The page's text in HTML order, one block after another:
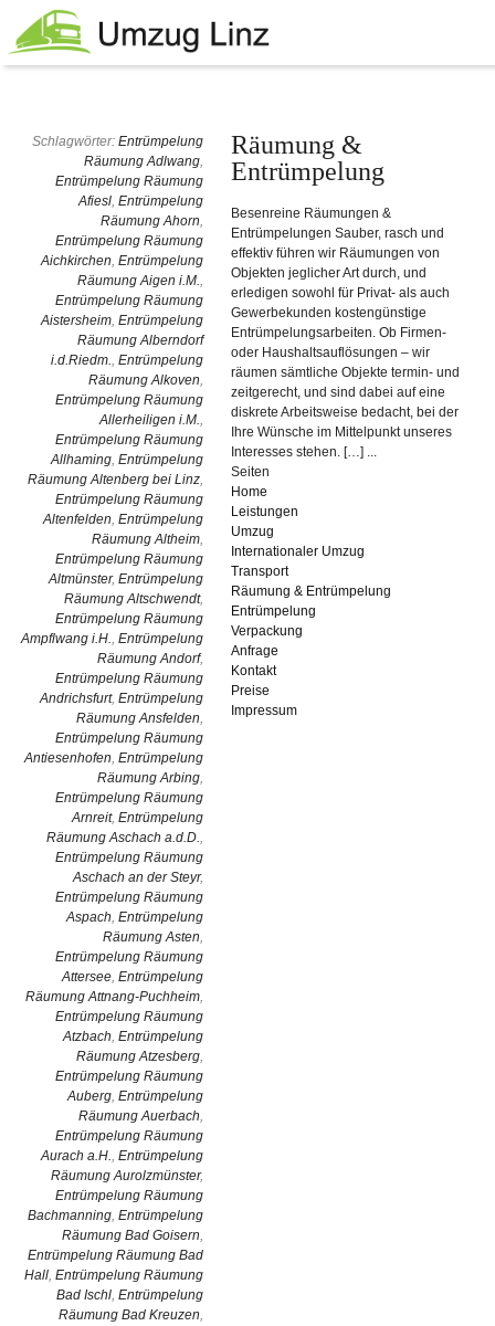
Schlagwörter: Entrümpelung
Räumung Adlwang,
Entrümpelung Räumung
Afiesl, Entrümpelung
Räumung Ahorn,
Entrümpelung Räumung
Aichkirchen, Entrümpelung
Räumung Aigen i.M.,
Entrümpelung Räumung
Aistersheim, Entrümpelung
Räumung Alberndorf
i.d.Riedm., Entrümpelung
Räumung Alkoven,
Entrümpelung Räumung
Allerheiligen i.M.,
Entrümpelung Räumung
Allhaming, Entrümpelung
Räumung Altenberg bei Linz,
Entrümpelung Räumung
Altenfelden, Entrümpelung
Räumung Altheim,
Entrümpelung Räumung
Altmünster, Entrümpelung
Räumung Altschwendt,
Entrümpelung Räumung
Ampflwang i.H., Entrümpelung
Räumung Andorf,
Entrümpelung Räumung
Andrichsfurt, Entrümpelung
Räumung Ansfelden,
Entrümpelung Räumung
Antiesenhofen, Entrümpelung
Räumung Arbing,
Entrümpelung Räumung
Arnreit, Entrümpelung
Räumung Aschach a.d.D.,
Entrümpelung Räumung
Aschach an der Steyr,
Entrümpelung Räumung
Aspach, Entrümpelung
Räumung Asten,
Entrümpelung Räumung
Attersee, Entrümpelung
Räumung Attnang-Puchheim,
Entrümpelung Räumung
Atzbach, Entrümpelung
Räumung Atzesberg,
Entrümpelung Räumung
Auberg, Entrümpelung
Räumung Auerbach,
Entrümpelung Räumung
Aurach a.H., Entrümpelung
Räumung Aurolzmünster,
Entrümpelung Räumung
Bachmanning, Entrümpelung
Räumung Bad Goisern,
Entrümpelung Räumung Bad
Hall, Entrümpelung Räumung
Bad Ischl, Entrümpelung
Räumung Bad Kreuzen,
Räumung &
Entrümpelung
Besenreine Räumungen &
Entrümpelungen Sauber, rasch und
effektiv führen wir Räumungen von
Objekten jeglicher Art durch, und
erledigen sowohl für Privat- als auch
Gewerbekunden kostengünstige
Entrümpelungsarbeiten. Ob Firmen-
oder Haushaltsauflösungen – wir
räumen sämtliche Objekte termin- und
zeitgerecht, und sind dabei auf eine
diskrete Arbeitsweise bedacht, bei der
Ihre Wünsche im Mittelpunkt unseres
Interesses stehen. […] ...
Seiten
Home
Leistungen
Umzug
Internationaler Umzug
Transport
Räumung & Entrümpelung
Entrümpelung
Verpackung
Anfrage
Kontakt
Preise
Impressum